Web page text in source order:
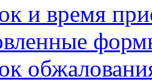
и время